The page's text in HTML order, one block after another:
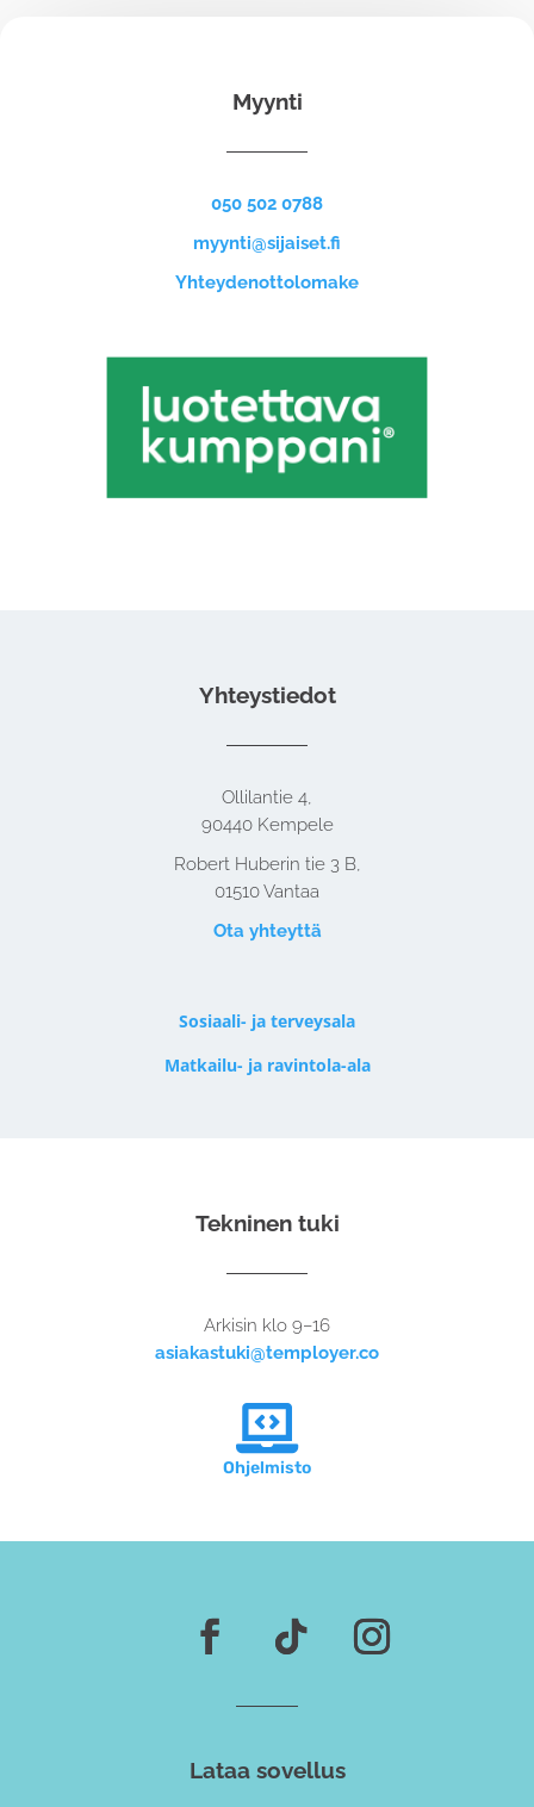
Myynti
050 502 0788
myynti@sijaiset.fi
Yhteydenottolomake
Yhteystiedot
Ollilantie 4,
90440 Kempele
Robert Huberin tie 3 B,
01510 Vantaa
Ota yhteyttä
Sosiaali- ja terveysala
Matkailu- ja ravintola-ala
Tekninen tuki
Arkisin klo 9–16
asiakastuki@temployer.co

Ohjelmisto
Lataa sovellus